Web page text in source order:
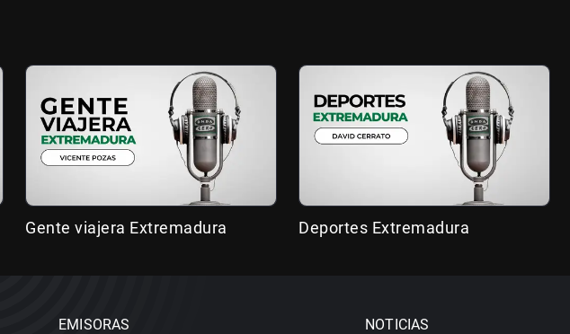
Gente viajera Extremadura Deportes Extremadura
EMISORAS NOTICIAS